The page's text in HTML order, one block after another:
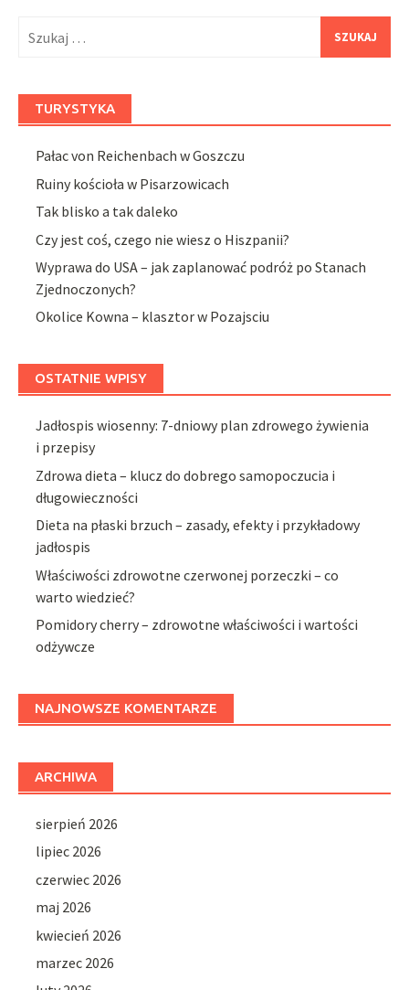
TURYSTYKA
Pałac von Reichenbach w Goszczu
Ruiny kościoła w Pisarzowicach
Tak blisko a tak daleko
Czy jest coś, czego nie wiesz o Hiszpanii?
Wyprawa do USA – jak zaplanować podróż po Stanach
Zjednoczonych?
Okolice Kowna – klasztor w Pozajsciu
OSTATNIE WPISY
Jadłospis wiosenny: 7-dniowy plan zdrowego żywienia
i przepisy
Zdrowa dieta – klucz do dobrego samopoczucia i
długowieczności
Dieta na płaski brzuch – zasady, efekty i przykładowy
jadłospis
Właściwości zdrowotne czerwonej porzeczki – co
warto wiedzieć?
Pomidory cherry – zdrowotne właściwości i wartości
odżywcze
NAJNOWSZE KOMENTARZE
ARCHIWA
sierpień 2026
lipiec 2026
czerwiec 2026
maj 2026
kwiecień 2026
marzec 2026